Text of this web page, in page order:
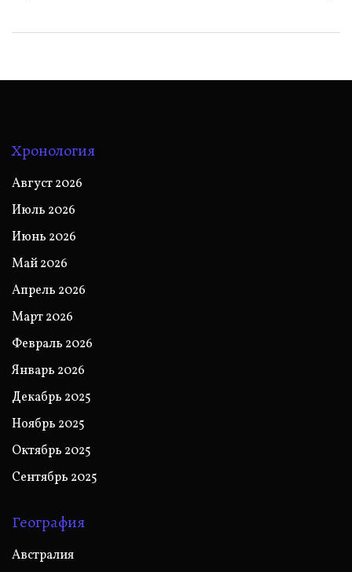
Хронология
Август 2026
Июль 2026
Июнь 2026
Май 2026
Апрель 2026
Март 2026
Февраль 2026
Январь 2026
Декабрь 2025
Ноябрь 2025
Октябрь 2025
Сентябрь 2025
География
Австралия